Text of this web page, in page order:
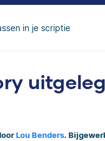
in je scriptie
Lou Benders.